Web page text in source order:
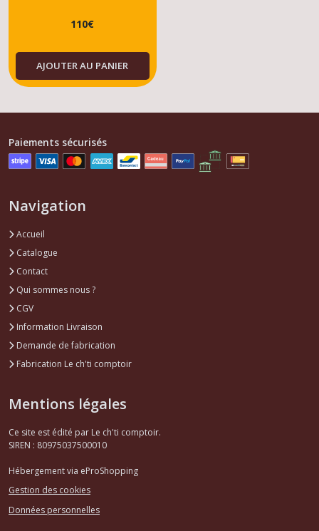
OU DIESEL
110€
AJOUTER AU PANIER
Paiements sécurisés
Navigation
Accueil
Catalogue
Contact
Qui sommes nous ?
CGV
Information Livraison
Demande de fabrication
Fabrication Le ch'ti comptoir
Mentions légales
Ce site est édité par Le ch'ti comptoir.
SIREN : 80975037500010
Hébergement via eProShopping
Gestion des cookies
Données personnelles